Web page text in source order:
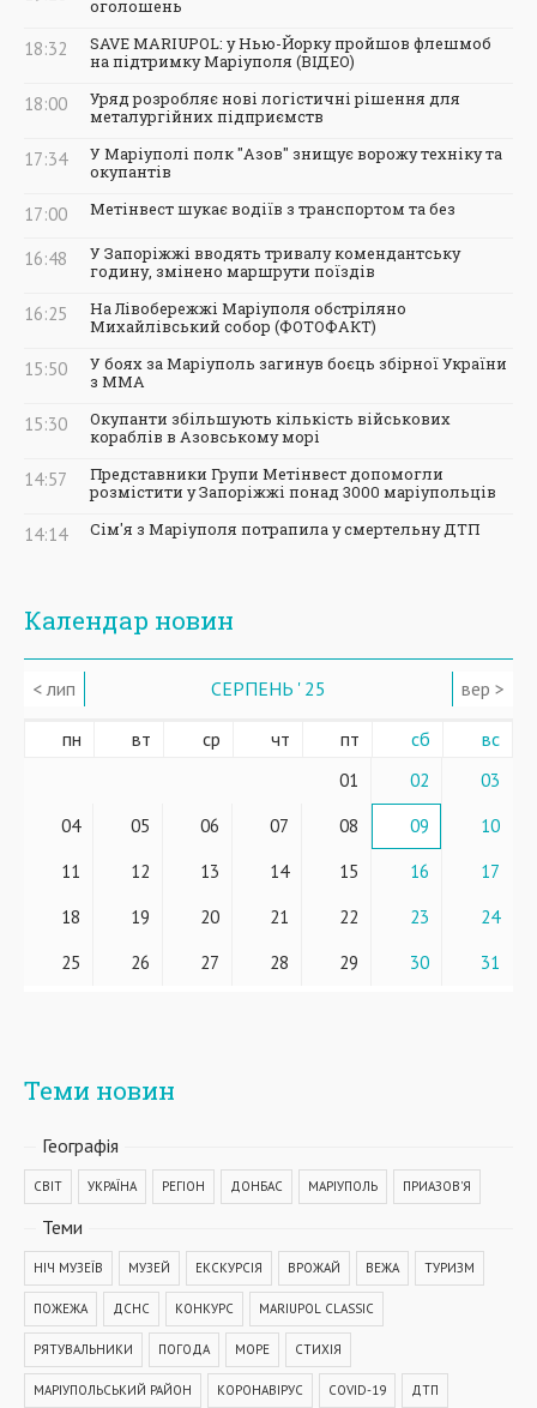
оголошень
18:32
SAVE MARIUPOL: у Нью-Йорку пройшов флешмоб
на підтримку Маріуполя (ВІДЕО)
18:00
Уряд розробляє нові логістичні рішення для
металургійних підприємств
17:34
У Маріуполі полк "Азов" знищує ворожу техніку та
окупантів
17:00 Метінвест шукає водіїв з транспортом та без
16:48
У Запоріжжі вводять тривалу комендантську
годину, змінено маршрути поїздів
16:25
На Лівобережжі Маріуполя обстріляно
Михайлівський собор (ФОТОФАКТ)
15:50
У боях за Маріуполь загинув боєць збірної України
з ММА
15:30
Окупанти збільшують кількість військових
кораблів в Азовському морі
14:57
Представники Групи Метінвест допомогли
розмістити у Запоріжжі понад 3000 маріупольців
14:14 Сім'я з Маріуполя потрапила у смертельну ДТП
Календар новин
< лип СЕРПЕНЬ ' 25 вер >
пн вт ср чт пт сб вс
01 02
03
04
05 06 07 08 09
10
11
12 13 14 15 16
17
18
19 20 21 22 23
24
25
26 27 28 29 30 31
Теми новин
Географiя
СВІТ УКРАЇНА РЕГІОН ДОНБАС МАРІУПОЛЬ ПРИАЗОВ'Я
Теми
НІЧ МУЗЕЇВ МУЗЕЙ ЕКСКУРСІЯ ВРОЖАЙ ВЕЖА ТУРИЗМ
ПОЖЕЖА ДСНС КОНКУРС MARIUPOL CLASSIC
РЯТУВАЛЬНИКИ ПОГОДА МОРЕ СТИХІЯ
МАРІУПОЛЬСЬКИЙ РАЙОН КОРОНАВІРУС COVID-19 ДТП